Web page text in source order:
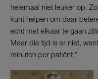
helemaal niet leuker op.
kunt helpen om daar
echt met elkaar te gaan
Maar die tijd is er niet,
minuten per patiënt.”